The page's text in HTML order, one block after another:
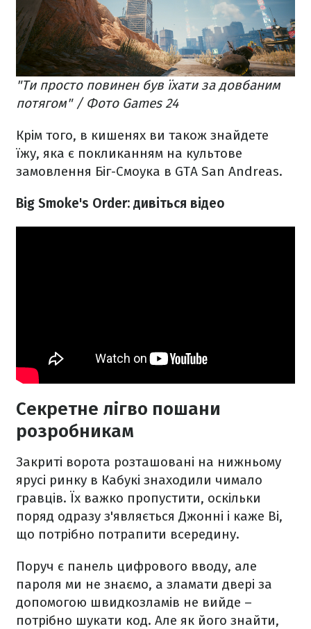
"Ти просто повинен був їхати за довбаним
потягом" / Фото Games 24
Крім того, в кишенях ви також знайдете
їжу, яка є покликанням на культове
замовлення Біг-Смоука в GTA San Andreas.
Big Smoke's Order: дивіться відео
Секретне лігво пошани
розробникам
Закриті ворота розташовані на нижньому
ярусі ринку в Кабукі знаходили чимало
гравців. Їх важко пропустити, оскільки
поряд одразу з'являється Джонні і каже Ві,
що потрібно потрапити всередину.
Поруч є панель цифрового вводу, але
пароля ми не знаємо, а зламати двері за
допомогою швидкозламів не вийде –
потрібно шукати код. Але як його знайти,